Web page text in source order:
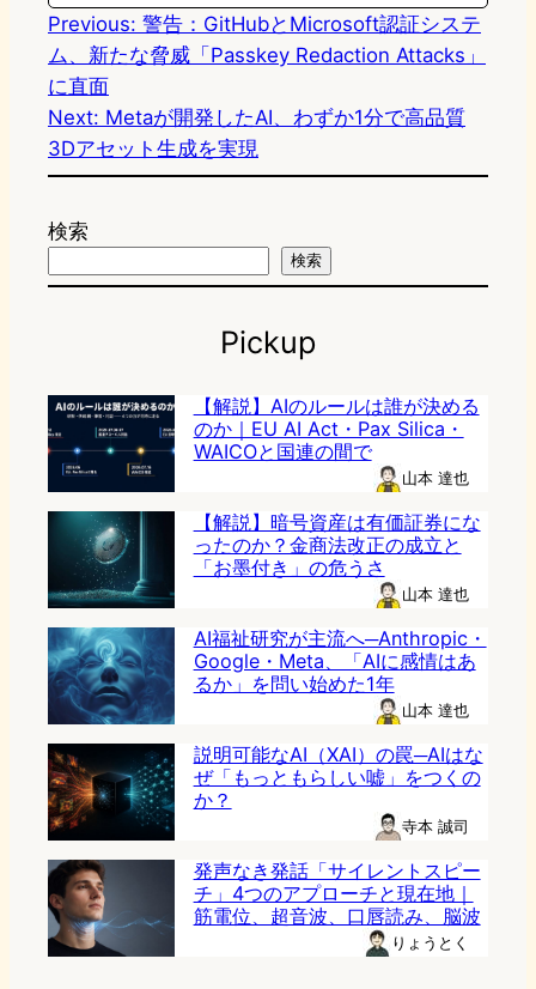
n
k
Previous: 警告：GitHubとMicrosoft認証システ
ム、新たな脅威「Passkey Redaction Attacks」
に直面
Next: Metaが開発したAI、わずか1分で高品質
3Dアセット生成を実現
検索
検索
Pickup
【解説】AIのルールは誰が決める
のか｜EU AI Act・Pax Silica・
WAICOと国連の間で
山本 達也
【解説】暗号資産は有価証券にな
ったのか？金商法改正の成立と
「お墨付き」の危うさ
山本 達也
AI福祉研究が主流へ─Anthropic・
Google・Meta、「AIに感情はあ
るか」を問い始めた1年
山本 達也
説明可能なAI（XAI）の罠─AIはな
ぜ「もっともらしい嘘」をつくの
か？
寺本 誠司
発声なき発話「サイレントスピー
チ」4つのアプローチと現在地｜
筋電位、超音波、口唇読み、脳波
りょうとく